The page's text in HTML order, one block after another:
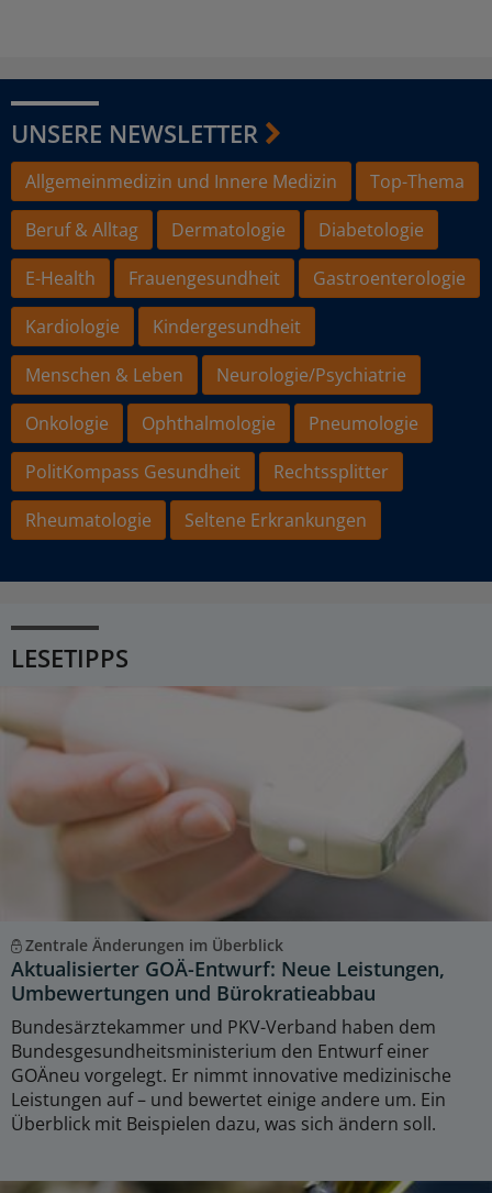
UNSERE NEWSLETTER
Allgemeinmedizin und Innere Medizin
Top-Thema
Beruf & Alltag
Dermatologie
Diabetologie
E-Health
Frauengesundheit
Gastroenterologie
Kardiologie
Kindergesundheit
Menschen & Leben
Neurologie/Psychiatrie
Onkologie
Ophthalmologie
Pneumologie
PolitKompass Gesundheit
Rechtssplitter
Rheumatologie
Seltene Erkrankungen
LESETIPPS
Zentrale Änderungen im Überblick
Aktualisierter GOÄ-Entwurf: Neue Leistungen,
Umbewertungen und Bürokratieabbau
Bundesärztekammer und PKV-Verband haben dem
Bundesgesundheitsministerium den Entwurf einer
GOÄneu vorgelegt. Er nimmt innovative medizinische
Leistungen auf – und bewertet einige andere um. Ein
Überblick mit Beispielen dazu, was sich ändern soll.